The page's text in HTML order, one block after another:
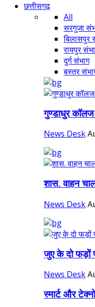
छत्तीसगढ़
All
सरगुजा
बिलासपुर
रायपुर
दुर्ग संभाग
बस्तर
गुण्डाधुर
News Desk
शास. वाहन
News Desk
जुए के दो फड़ों
News Desk
स्मार्ट और